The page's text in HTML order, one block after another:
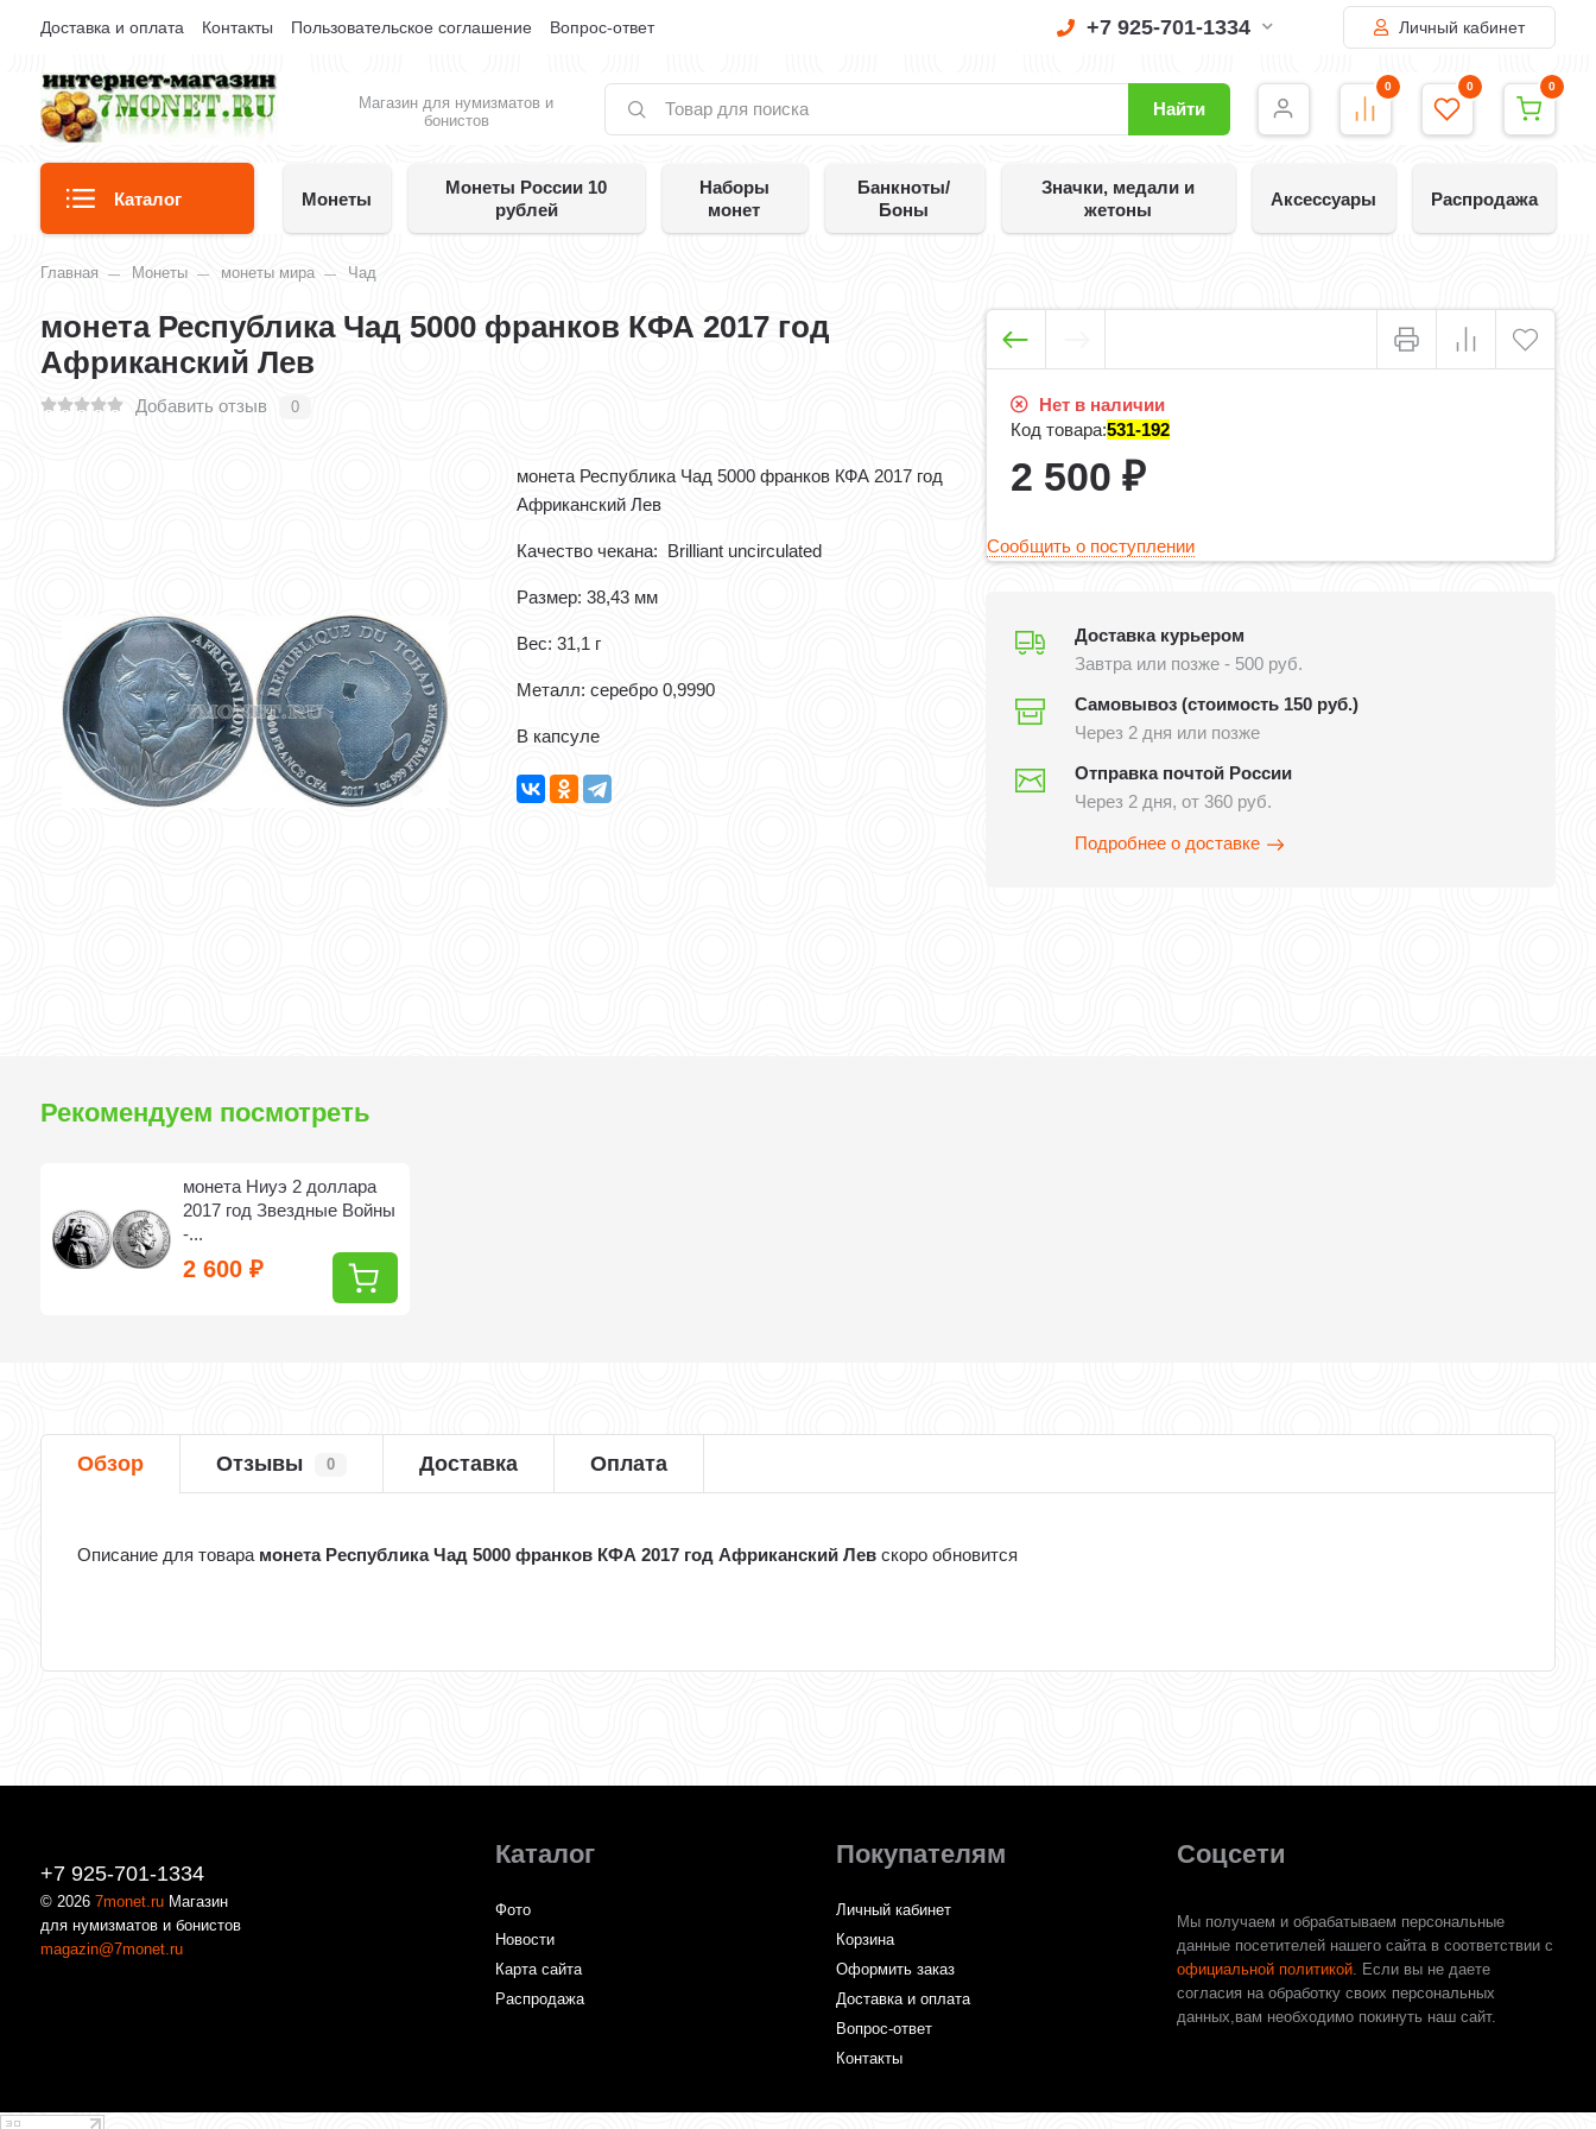
Доставка и оплата Контакты Пользовательское соглашение Вопрос-ответ +7 925-701-1334 Личный кабинет
Магазин для нумизматов и
бонистов
Найти
0 0 0
Каталог Монеты
Монеты России 10
рублей
Наборы
монет
Банкноты/
Боны
Значки, медали и
жетоны
Аксессуары Распродажа
Главная Монеты монеты мира Чад
монета Республика Чад 5000 франков КФА 2017 год
Африканский Лев
Добавить отзыв 0
монета Республика Чад 5000 франков КФА 2017 год
Африканский Лев
Качество чекана: Brilliant uncirculated
Размер: 38,43 мм
Вес: 31,1 г
Металл: серебро 0,9990
В капсуле
Нет в наличии
Код товара:531-192
2 500 ₽
Сообщить о поступлении
Доставка курьером
Завтра или позже - 500 руб.
Самовывоз (стоимость 150 руб.)
Через 2 дня или позже
Отправка почтой России
Через 2 дня, от 360 руб.
Подробнее о доставке
Рекомендуем посмотреть
монета Ниуэ 2 доллара
2017 год Звездные Войны
-...
2 600₽
Обзор Отзывы 0 Доставка Оплата
Описание для товара монета Республика Чад 5000 франков КФА 2017 год Африканский Лев скоро обновится
+7 925-701-1334
© 20267monet.ru Магазин
для нумизматов и бонистов
magazin@7monet.ru
Каталог
Фото
Новости
Карта сайта
Распродажа
Покупателям
Личный кабинет
Корзина
Оформить заказ
Доставка и оплата
Вопрос-ответ
Контакты
Соцсети
Мы получаем и обрабатываем персональные
данные посетителей нашего сайта в соответствии с
официальной политикой. Если вы не даете
согласия на обработку своих персональных
данных,вам необходимо покинуть наш сайт.